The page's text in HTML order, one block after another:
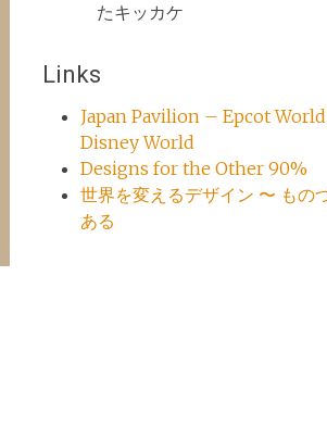
たキッカケ
Links
Japan Pavilion – Epcot
Disney World
Designs for the Other 90%
世界を変えるデザイン 〜 もの
ある